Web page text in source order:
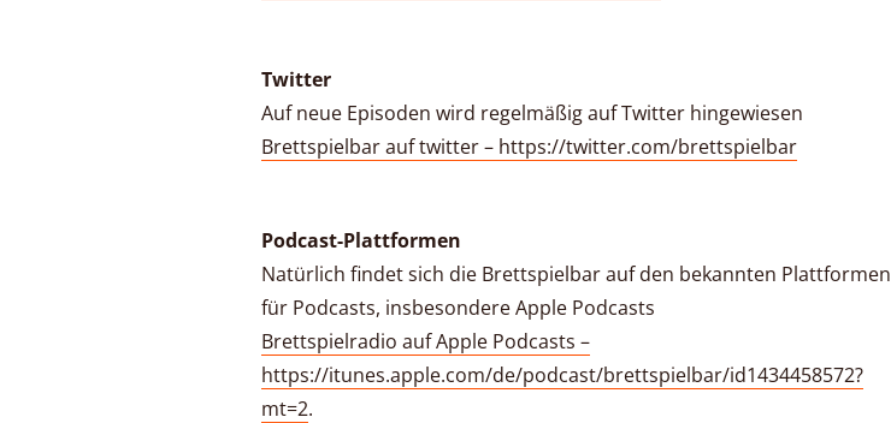
Twitter
Auf neue Episoden wird regelmäßig auf Twitter hingewiesen
Brettspielbar auf twitter – https://twitter.com/brettspielbar
Podcast-Plattformen
Natürlich findet sich die Brettspielbar auf den bekannten Plattformen
für Podcasts, insbesondere Apple Podcasts
Brettspielradio auf Apple Podcasts –
https://itunes.apple.com/de/podcast/brettspielbar/id1434458572?
mt=2.